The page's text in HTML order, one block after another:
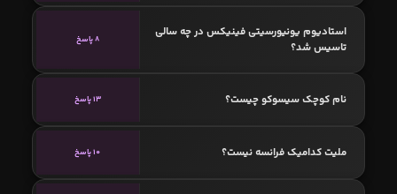
استادیوم یونیورسیتی فینیکس در چه سالی
تاسیس شد؟
8 پاسخ
نام کوچک سیسوکو چیست؟ 13 پاسخ
ملیت کدامیک فرانسه نیست؟ 10 پاسخ